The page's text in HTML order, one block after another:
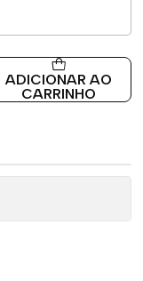
ADICIONAR AO
CARRINHO